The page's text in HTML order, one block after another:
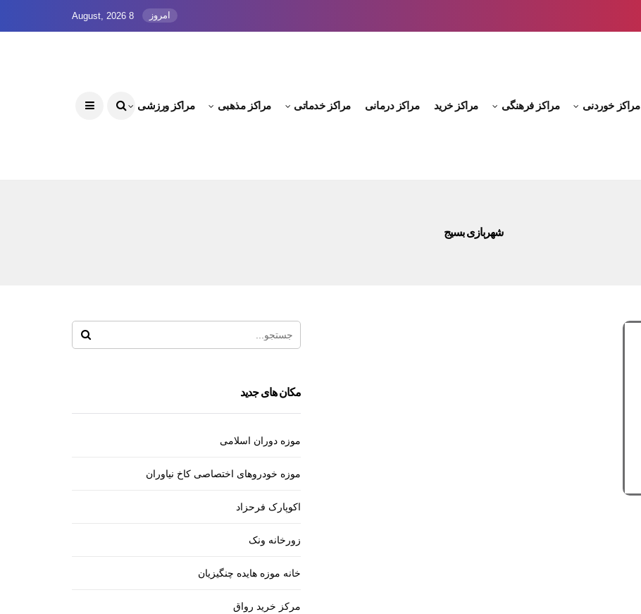
امروز 8 August, 2026
مراکز خوردنی مراکز فرهنگی مراکز خرید مراکز درمانی مراکز خدماتی مراکز مذهبی مراکز ورزشی
شهربازی بسیج
مکان های جدید
موزه دوران اسلامی
موزه خودروهای اختصاصی کاخ نیاوران
اکوپارک فرحزاد
زورخانه ونک
خانه موزه هایده چنگیزیان
مرکز خرید رواق